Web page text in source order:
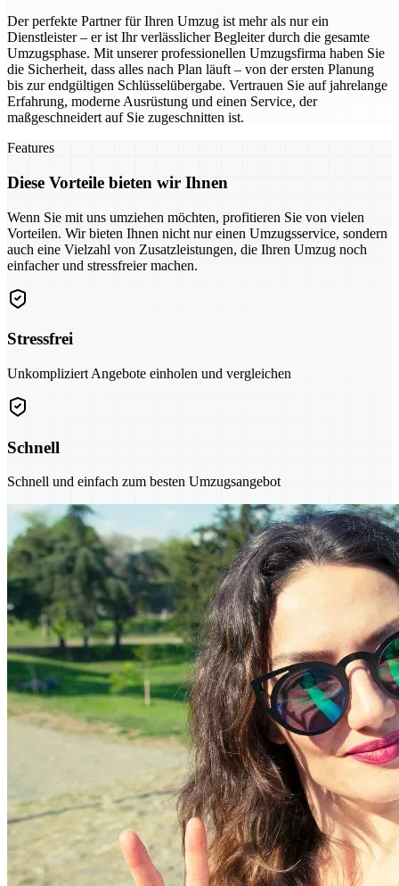
Der perfekte Partner für Ihren Umzug ist mehr als nur ein
Dienstleister – er ist Ihr verlässlicher Begleiter durch die gesamte
Umzugsphase. Mit unserer professionellen Umzugsfirma haben Sie
die Sicherheit, dass alles nach Plan läuft – von der ersten Planung
bis zur endgültigen Schlüsselübergabe. Vertrauen Sie auf jahrelange
Erfahrung, moderne Ausrüstung und einen Service, der
maßgeschneidert auf Sie zugeschnitten ist.
Features
Diese Vorteile bieten wir Ihnen
Wenn Sie mit uns umziehen möchten, profitieren Sie von vielen
Vorteilen. Wir bieten Ihnen nicht nur einen Umzugsservice, sondern
auch eine Vielzahl von Zusatzleistungen, die Ihren Umzug noch
einfacher und stressfreier machen.
Stressfrei
Unkompliziert Angebote einholen und vergleichen
Schnell
Schnell und einfach zum besten Umzugsangebot